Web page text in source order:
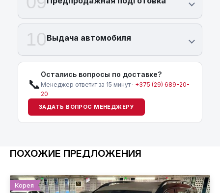
10Выдача автомобиля
📞
Остались вопросы по доставке?
Менеджер ответит за 15 минут · +375 (29) 689-20-
20
ЗАДАТЬ ВОПРОС МЕНЕДЖЕРУ
ПОХОЖИЕ ПРЕДЛОЖЕНИЯ
Корея